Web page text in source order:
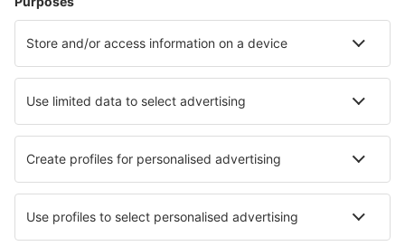
Cazare în Nisa
Cazare în Le Cap d`Agde Cazare în Frejus
Cazare în La Clusaz Cazare în Pleneuf Val Andre
Cazare în Calvi Cazare în Bourg-Saint-Maurice
Cele mai bune locuri de cazare - orașe